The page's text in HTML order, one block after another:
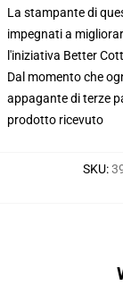
La stampante di
impegnati a
l'iniziativa Better
Dal momento che
appagante di terze
prodotto ricevuto
SKU: